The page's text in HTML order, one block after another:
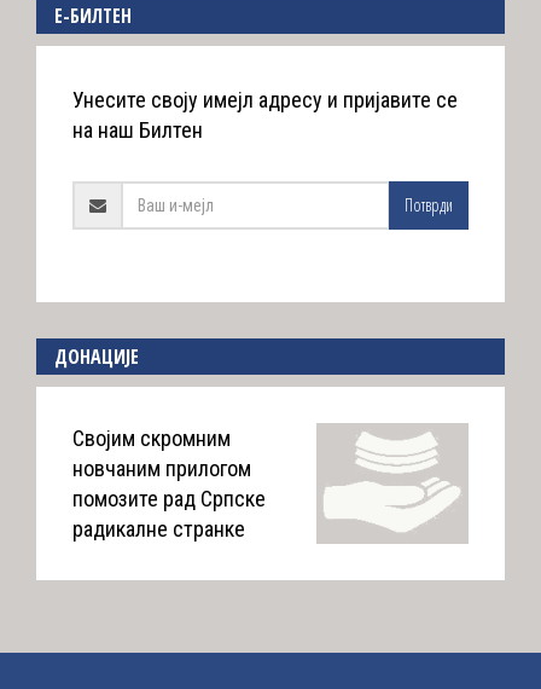
E-БИЛТЕН
Унесите своју имејл адресу и пријавите се
на наш Билтен
Потврди
ДОНАЦИЈЕ
Својим скромним
новчаним прилогом
помозите рад Српске
радикалне странке